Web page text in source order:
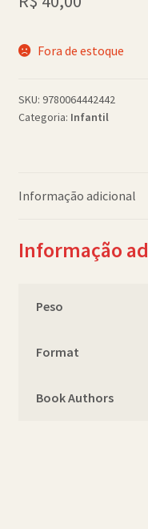
Fora de estoque
SKU: 9780064442442
Categoria: Infantil
Informação adicional
Informação
Peso
Format
Book Authors